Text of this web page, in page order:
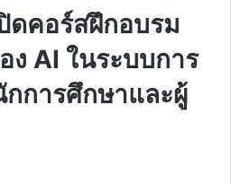
ดคอร์สฝึกอบรม
ง AI ในระบบการ
การศึกษาและผู้